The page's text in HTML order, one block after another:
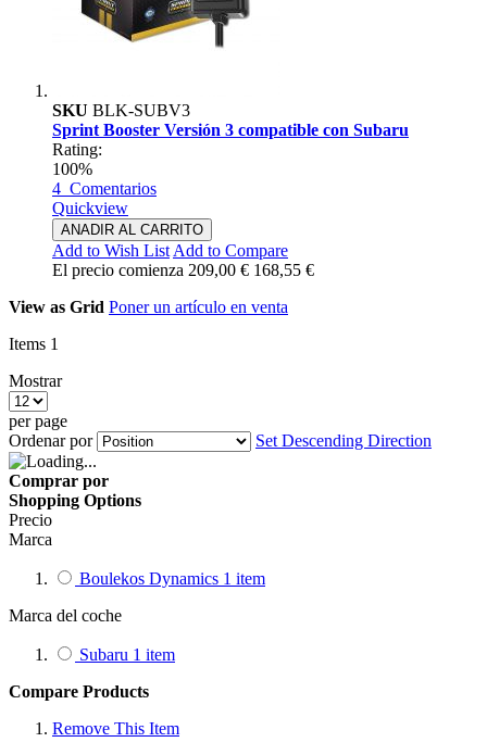
SKU BLK-SUBV3
Sprint Booster Versión 3 compatible con Subaru
Rating:
100%
4 Comentarios
Quickview
ANADIR AL CARRITO
Add to Wish List Add to Compare
El precio comienza 209,00 € 168,55 €
View as Grid Poner un artículo en venta
Items 1
Mostrar
per page
Ordenar por
Set Descending Direction
Comprar por
Shopping Options
Precio
Marca
Boulekos Dynamics 1 item
Marca del coche
Subaru 1 item
Compare Products
Remove This Item